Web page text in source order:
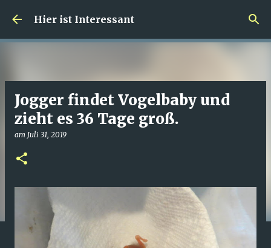
Direkt zum Hauptbereich
Hier ist Interessant
Jogger findet Vogelbaby und
zieht es 36 Tage groß.
am Juli 31, 2019